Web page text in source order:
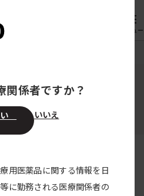
メニュー
関係者ですか？
いいえ
用医薬品に関する情報を日
に勤務される医療関係者の